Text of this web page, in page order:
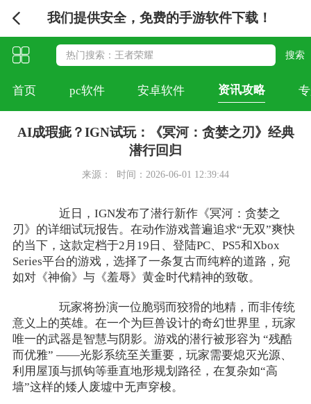
我们提供安全，免费的手游软件下载！
首页 pc软件 安卓软件 资讯攻略
AI成瑕疵？IGN试玩：《冥河：贪婪之刃》经典
潜行回归
来源： 时间：2026-06-01 12:39:44
近日，IGN发布了潜行新作《冥河：贪婪之
刃》的详细试玩报告。在动作游戏普遍追求“无双”爽快
的当下，这款定档于2月19日、登陆PC、PS5和Xbox
Series平台的游戏，选择了一条复古而纯粹的道路，宛
如对《神偷》与《羞辱》黄金时代精神的致敬。
玩家将扮演一位脆弱而狡猾的地精，而非传统
意义上的英雄。在一个为巨兽设计的奇幻世界里，玩家
唯一的武器是智慧与阴影。游戏的潜行被形容为 “残酷
而优雅” ——光影系统至关重要，玩家需要熄灭光源、
利用屋顶与抓钩等垂直地形规划路径，在复杂如“高
墙”这样的矮人废墟中无声穿梭。